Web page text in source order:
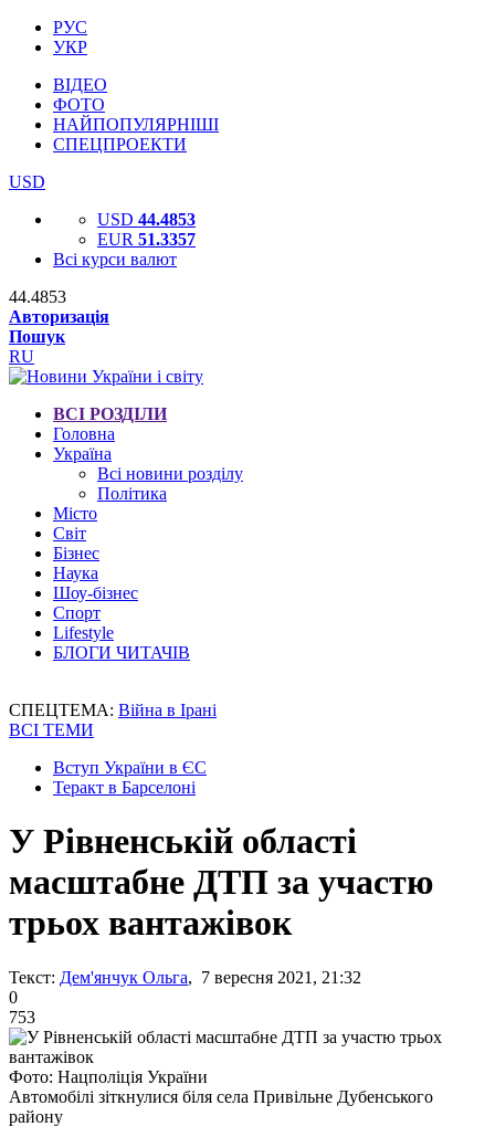
РУС
УКР
ВІДЕО
ФОТО
НАЙПОПУЛЯРНІШІ
СПЕЦПРОЕКТИ
USD
USD 44.4853
EUR 51.3357
Всі курси валют
44.4853
Авторизація
Пошук
RU
ВСІ РОЗДІЛИ
Головна
Україна
Всі новини розділу
Політика
Місто
Світ
Бізнес
Наука
Шоу-бізнес
Спорт
Lifestyle
БЛОГИ ЧИТАЧІВ
СПЕЦТЕМА: Війна в Ірані
ВСІ ТЕМИ
Вступ України в ЄС
Теракт в Барселоні
У Рівненській області
масштабне ДТП за участю
трьох вантажівок
Текст: Дем'янчук Ольга, 7 вересня 2021, 21:32
0
753
Фото: Нацполіція України
Автомобілі зіткнулися біля села Привільне Дубенського
району